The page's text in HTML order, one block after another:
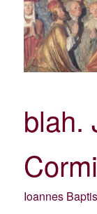
blah.
Ioannes